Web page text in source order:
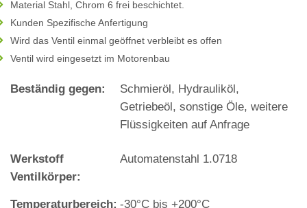
Material Stahl, Chrom 6 frei beschichtet.
Kunden Spezifische Anfertigung
Wird das Ventil einmal geöffnet verbleibt es offen
Ventil wird eingesetzt im Motorenbau
Beständig gegen:
Schmieröl, Hydrauliköl,
Getriebeöl, sonstige Öle, weitere
Flüssigkeiten auf Anfrage
Werkstoff
Ventilkörper:
Automatenstahl 1.0718
Temperaturbereich: ‐30°C bis +200°C